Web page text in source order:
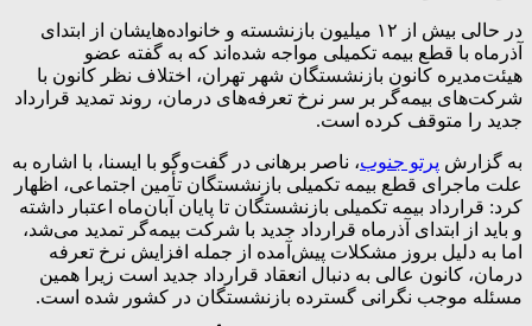
در حالی بیش از ۱۲ میلیون بازنشسته و خانواده‌هایشان از ابتدای
آذرماه با قطع بیمه تکمیلی مواجه شده‌اند که به گفته عضو
هیئت‌مدیره کانون بازنشستگان شهر تهران، اختلاف نظر کانون با
شرکت‌های بیمه‌گر بر سر نرخ تعرفه‌های درمان، روند تمدید قرارداد
جدید را متوقف کرده است.
به گزارش پرتو جنوب، ناصر برهانی در گفت‌وگو با ایسنا، با اشاره به
علت ماجرای قطع بیمه‌ تکمیلی بازنشستگان تأمین اجتماعی، اظهار
کرد: قرارداد بیمه تکمیلی بازنشستگان تا پایان آبان‌ماه اعتبار داشته
و باید از ابتدای آذرماه قرارداد جدید با شرکت بیمه‌گر تمدید می‌شد،
اما به دلیل بروز مشکلات پیش‌آمده از جمله افزایش نرخ تعرفه
درمان، کانون عالی به دنبال انعقاد قرارداد جدید است زیرا همین
مسئله موجب نگرانی گسترده بازنشستگان در کشور شده است.